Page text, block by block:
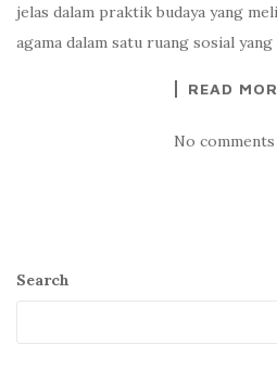
jelas dalam praktik budaya yang
agama dalam satu ruang sosial
READ
No
Search